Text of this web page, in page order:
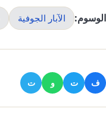
الوسوم: الآبار الجوفية
ف ت و ت